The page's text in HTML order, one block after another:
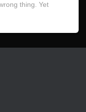
thing. Yet